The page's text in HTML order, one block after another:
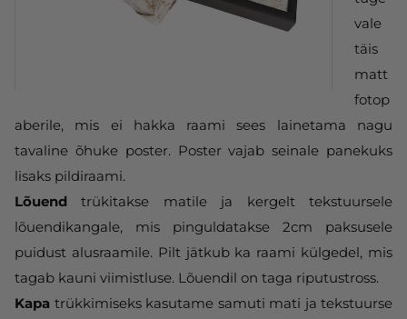
vale
täis
matt
fotop
aberile, mis ei hakka raami sees lainetama nagu
tavaline õhuke poster. Poster vajab seinale panekuks
lisaks pildiraami.
Lõuend trükitakse matile ja kergelt tekstuursele
lõuendikangale, mis pinguldatakse 2cm paksusele
puidust alusraamile. Pilt jätkub ka raami külgedel, mis
tagab kauni viimistluse. Lõuendil on taga riputustross.
Kapa trükkimiseks kasutame samuti mati ja tekstuurse